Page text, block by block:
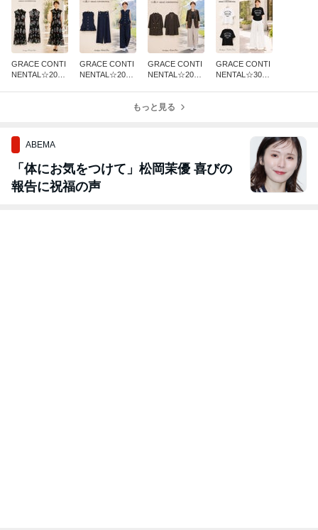
GRACE CONTI
NENTAL☆2026
GRACE CONTI
NENTAL☆2026
GRACE CONTI
NENTAL☆2026
GRACE CONTI
NENTAL☆30%
もっと見る
ABEMA
「体にお気をつけて」松岡茉優 喜びの
報告に祝福の声